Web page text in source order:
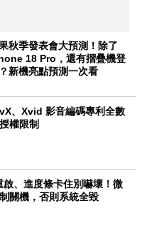
秋季發表會大預測！除了
18 Pro，還有摺疊機登
新機亮點預測一次看
、Xvid 影音編碼專利全數
權限制
、進度條卡住別嚇壞！微
關機，否則系統全毀